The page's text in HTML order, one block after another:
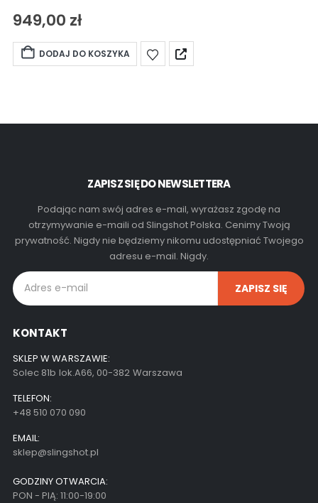
V3.
949,00 zł
DODAJ DO KOSZYKA
ZAPISZ SIĘ DO NEWSLETTERA
Podając nam swój adres e-mail, wyrażasz zgodę na
otrzymywanie e-maili od Slingshot Polska. Cenimy Twoją
prywatność. Nigdy nie będziemy nikomu udostępniać Twojego
adresu e-mail. Nigdy.
KONTAKT
SKLEP W WARSZAWIE:
Solec 81b lok.A66, 00-382 Warszawa
TELEFON:
+48 510 070 090
EMAIL:
sklep@slingshot.pl
GODZINY OTWARCIA:
PON - PIĄ: 11:00-19:00